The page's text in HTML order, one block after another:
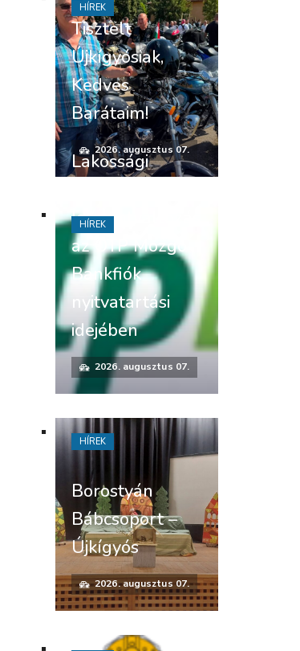
Tisztelt
Újkígyósiak,
Kedves
Barátaim!
2026. augusztus 07.
HÍREK
Lakossági
Időpontváltozás
az OTP Mozgó
Bankfiók
nyitvatartási
idejében
2026. augusztus 07.
HÍREK
Borostyán
Bábcsoport –
Újkígyós
2026. augusztus 07.
HÍREK